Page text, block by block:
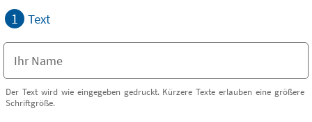
1 Text
Der Text wird wie eingegeben gedruckt. Kürzere Texte erlauben eine größere
Schriftgröße.